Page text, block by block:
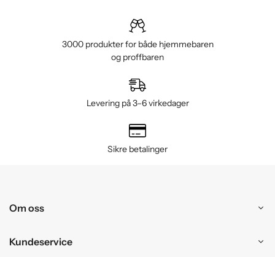
3000 produkter for både hjemmebaren
og proffbaren
Levering på 3–6 virkedager
Sikre betalinger
Om oss
Kundeservice